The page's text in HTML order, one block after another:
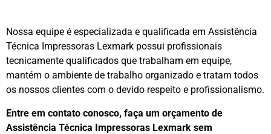
Nossa equipe é especializada e qualificada em Assistência
Técnica Impressoras Lexmark possui profissionais
tecnicamente qualificados que trabalham em equipe,
mantém o ambiente de trabalho organizado e tratam todos
os nossos clientes com o devido respeito e profissionalismo.
Entre em contato conosco, faça um orçamento de
Assistência Técnica Impressoras Lexmark sem